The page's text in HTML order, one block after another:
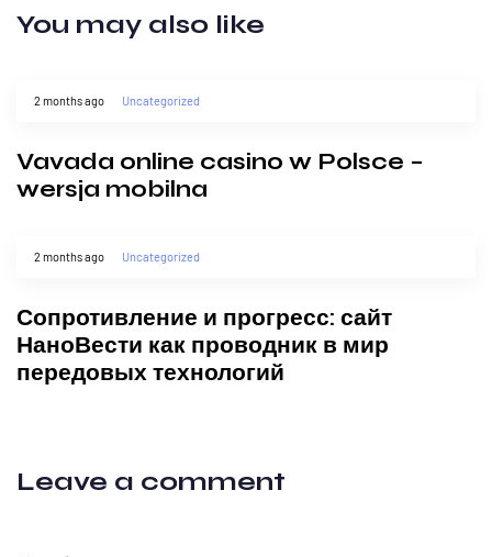
You may also like
2 months ago Uncategorized
Vavada online casino w Polsce –
wersja mobilna
2 months ago Uncategorized
Сопротивление и прогресс: сайт
НаноВести как проводник в мир
передовых технологий
Leave a comment